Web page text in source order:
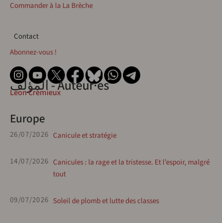
Commander à la La Brèche
Contact
Contact
Abonnez-vous !
المؤلف - Auteur·esLéon Crémieux
Europe
26/07/2026 Canicule et stratégie
14/07/2026 Canicules : la rage et la tristesse. Et l’espoir, malgré
tout
09/07/2026 Soleil de plomb et lutte des classes